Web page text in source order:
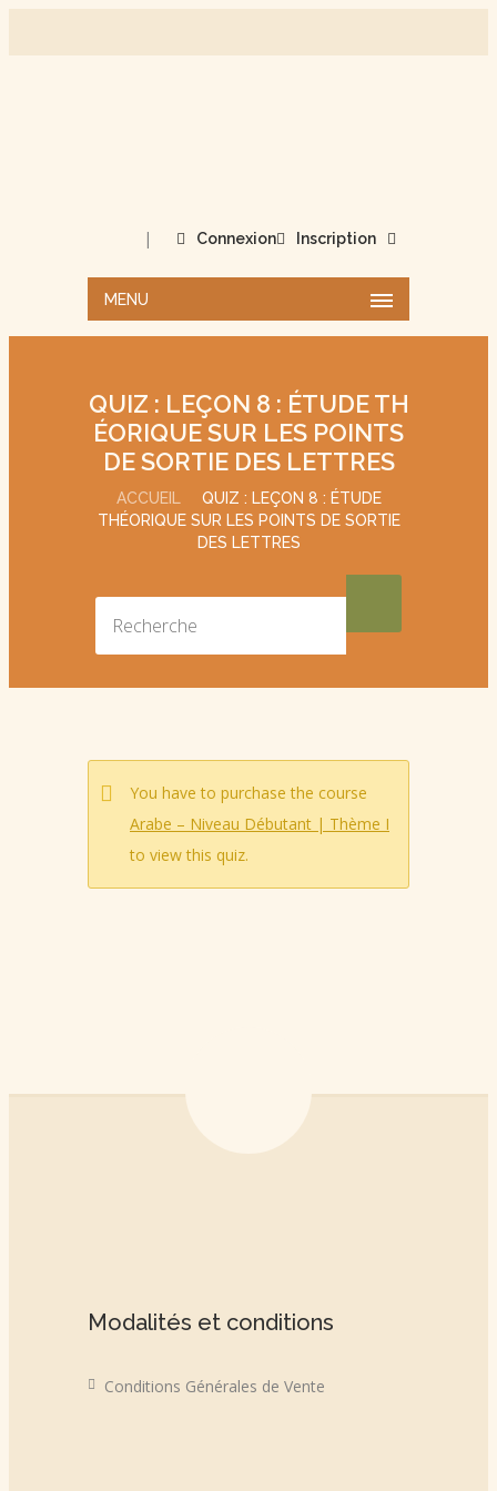
Connexion
| Inscription
MENU
QUIZ : LEÇON 8 : ÉTUDE TH
ÉORIQUE SUR LES POINTS
DE SORTIE DES LETTRES
ACCUEIL
QUIZ : LEÇON 8 : ÉTUDE
THÉORIQUE SUR LES POINTS DE SORTIE
DES LETTRES
You have to purchase the course
Arabe – Niveau Débutant | Thème I
to view this quiz.
Modalités et conditions
Conditions Générales de Vente